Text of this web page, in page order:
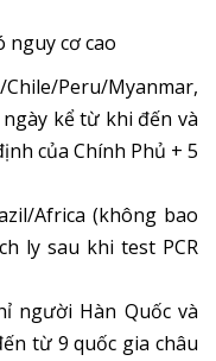
nguy cơ cao
Peru/Myanmar,
kể từ khi đến và
của Chính Phủ + 5
Africa (không bao
ly sau khi test PCR
người Hàn Quốc và
từ 9 quốc gia châu